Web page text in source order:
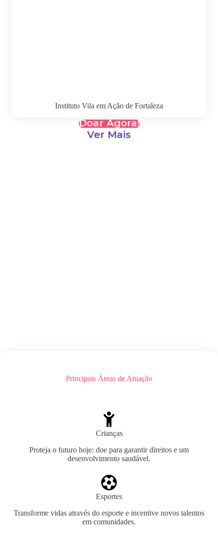
Instituto Vila em Ação de Fortaleza
Doar Agora!
Ver Mais
Principais Áreas de Atuação
Crianças
Proteja o futuro hoje: doe para garantir direitos e um
desenvolvimento saudável.
Esportes
Transforme vidas através do esporte e incentive novos talentos
em comunidades.